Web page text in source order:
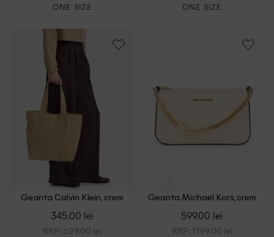
ONE SIZE ONE SIZE
Geanta Calvin Klein, crem
345.00 lei
RRP: 629.00 lei
Geanta Michael Kors, crem
599.00 lei
RRP: 1199.00 lei